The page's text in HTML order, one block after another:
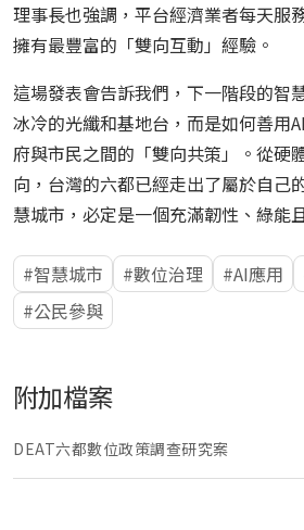
理事長也強調，平台經濟業者每天服
擁有最豐富的「雙向互動」經驗。
這場發表會告訴我們，下一階段的智
冰冷的光纖和基地台，而是如何善用
府與市民之間的「雙向共策」。從硬
向，台灣的六都已經走出了屬於自己
慧城市，必定是一個充滿韌性、綠能
智慧城市 數位治理 AI應用
公民參與
附加檔案
DEAT六都數位政策調查研究案